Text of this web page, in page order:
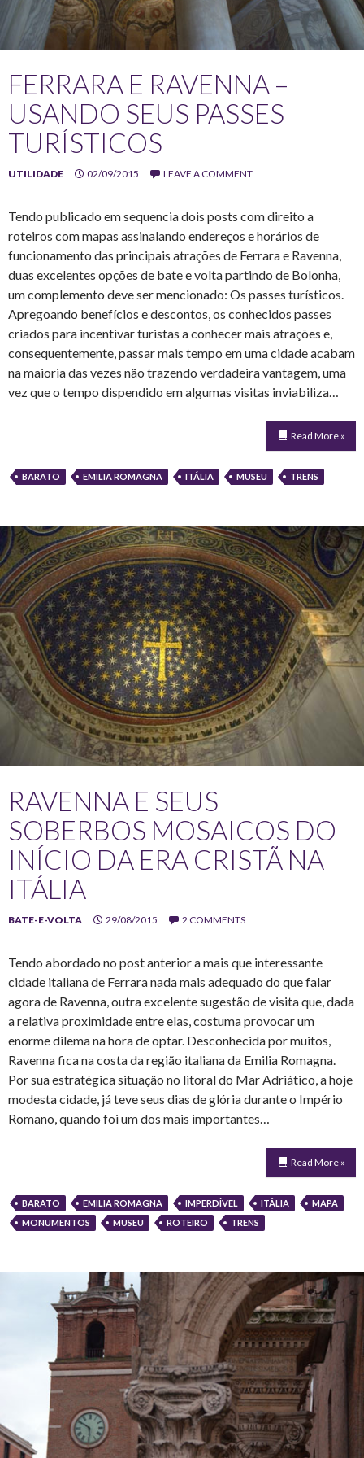
FERRARA E RAVENNA –
USANDO SEUS PASSES
TURÍSTICOS
UTILIDADE 02/09/2015 LEAVE A COMMENT
Tendo publicado em sequencia dois posts com direito a
roteiros com mapas assinalando endereços e horários de
funcionamento das principais atrações de Ferrara e Ravenna,
duas excelentes opções de bate e volta partindo de Bolonha,
um complemento deve ser mencionado: Os passes turísticos.
Apregoando benefícios e descontos, os conhecidos passes
criados para incentivar turistas a conhecer mais atrações e,
consequentemente, passar mais tempo em uma cidade acabam
na maioria das vezes não trazendo verdadeira vantagem, uma
vez que o tempo dispendido em algumas visitas inviabiliza…
Read More »
BARATO EMILIA ROMAGNA ITÁLIA MUSEU TRENS
RAVENNA E SEUS
SOBERBOS MOSAICOS DO
INÍCIO DA ERA CRISTÃ NA
ITÁLIA
BATE-E-VOLTA 29/08/2015 2 COMMENTS
Tendo abordado no post anterior a mais que interessante
cidade italiana de Ferrara nada mais adequado do que falar
agora de Ravenna, outra excelente sugestão de visita que, dada
a relativa proximidade entre elas, costuma provocar um
enorme dilema na hora de optar. Desconhecida por muitos,
Ravenna fica na costa da região italiana da Emilia Romagna.
Por sua estratégica situação no litoral do Mar Adriático, a hoje
modesta cidade, já teve seus dias de glória durante o Império
Romano, quando foi um dos mais importantes…
Read More »
BARATO EMILIA ROMAGNA IMPERDÍVEL ITÁLIA
MAPA
MONUMENTOS
MUSEU ROTEIRO TRENS